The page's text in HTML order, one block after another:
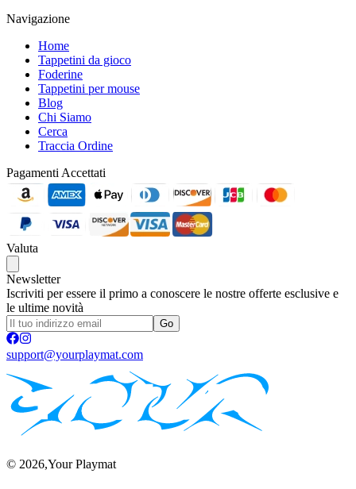
Navigazione
Home
Tappetini da gioco
Foderine
Tappetini per mouse
Blog
Chi Siamo
Cerca
Traccia Ordine
Pagamenti Accettati
Valuta
Newsletter
Iscriviti per essere il primo a conoscere le nostre offerte esclusive e
le ultime novità
Go
support@yourplaymat.com
© 2026,Your Playmat